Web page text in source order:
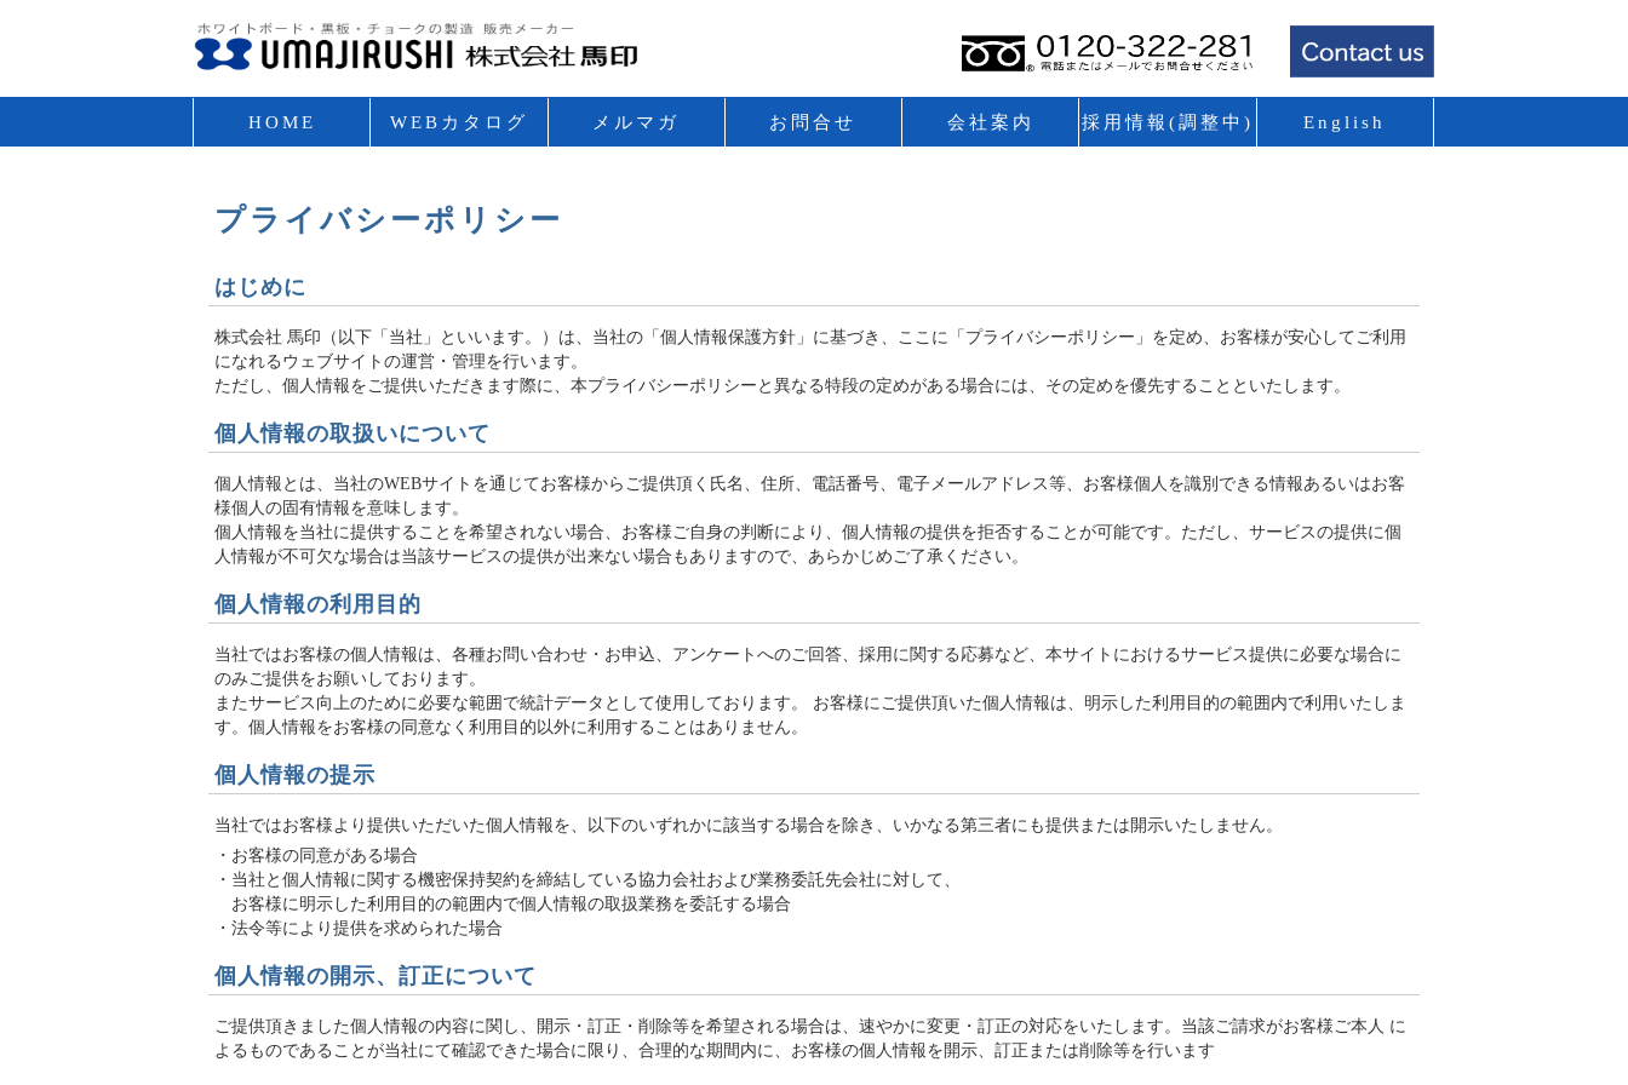
HOME WEBカタログ メルマガ お問合せ 会社案内 採用情報(調整中) English
プライバシーポリシー
はじめに
株式会社 馬印（以下「当社」といいます。）は、当社の「個人情報保護方針」に基づき、ここに「プライバシーポリシー」を定め、お客様が安心してご利用
になれるウェブサイトの運営・管理を行います。
ただし、個人情報をご提供いただきます際に、本プライバシーポリシーと異なる特段の定めがある場合には、その定めを優先することといたします。
個人情報の取扱いについて
個人情報とは、当社のWEBサイトを通じてお客様からご提供頂く氏名、住所、電話番号、電子メールアドレス等、お客様個人を識別できる情報あるいはお客
様個人の固有情報を意味します。
個人情報を当社に提供することを希望されない場合、お客様ご自身の判断により、個人情報の提供を拒否することが可能です。ただし、サービスの提供に個
人情報が不可欠な場合は当該サービスの提供が出来ない場合もありますので、あらかじめご了承ください。
個人情報の利用目的
当社ではお客様の個人情報は、各種お問い合わせ・お申込、アンケートへのご回答、採用に関する応募など、本サイトにおけるサービス提供に必要な場合に
のみご提供をお願いしております。
またサービス向上のために必要な範囲で統計データとして使用しております。 お客様にご提供頂いた個人情報は、明示した利用目的の範囲内で利用いたしま
す。個人情報をお客様の同意なく利用目的以外に利用することはありません。
個人情報の提示
当社ではお客様より提供いただいた個人情報を、以下のいずれかに該当する場合を除き、いかなる第三者にも提供または開示いたしません。
・お客様の同意がある場合
・当社と個人情報に関する機密保持契約を締結している協力会社および業務委託先会社に対して、
お客様に明示した利用目的の範囲内で個人情報の取扱業務を委託する場合
・法令等により提供を求められた場合
個人情報の開示、訂正について
ご提供頂きました個人情報の内容に関し、開示・訂正・削除等を希望される場合は、速やかに変更・訂正の対応をいたします。当該ご請求がお客様ご本人 に
よるものであることが当社にて確認できた場合に限り、合理的な期間内に、お客様の個人情報を開示、訂正または削除等を行います